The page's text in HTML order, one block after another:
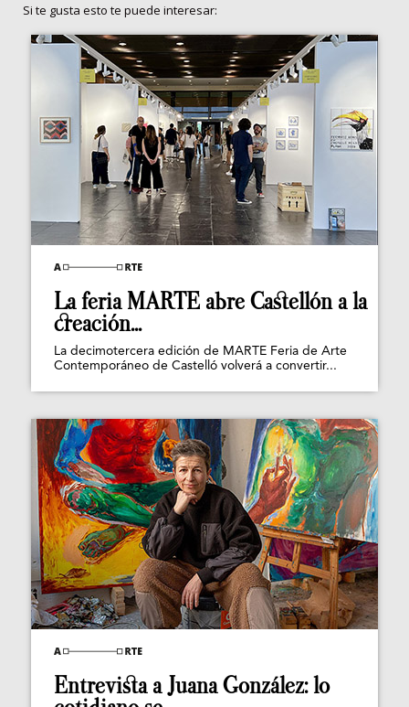
Si te gusta esto te puede interesar:
La feria MARTE abre Castellón a la
creación...
La decimotercera edición de MARTE Feria de Arte
Contemporáneo de Castelló volverá a convertir...
Entrevista a Juana González: lo